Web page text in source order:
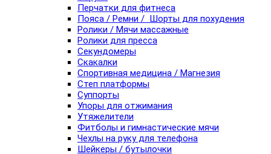
Перчатки для фитнеса
Пояса / Ремни / Шорты для похудения
Ролики / Мячи массажные
Ролики для пресса
Секундомеры
Скакалки
Спортивная медицина / Магнезия
Степ платформы
Суппорты
Упоры для отжимания
Утяжелители
Фитболы и гимнастические мячи
Чехлы на руку для телефона
Шейкеры / бутылочки